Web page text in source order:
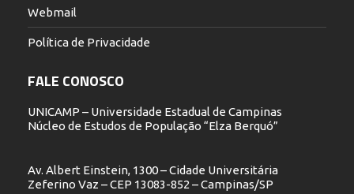
Webmail
Política de Privacidade
FALE CONOSCO
UNICAMP – Universidade Estadual de Campinas
Núcleo de Estudos de População “Elza Berquó”
Av. Albert Einstein, 1300 – Cidade Universitária
Zeferino Vaz – CEP 13083-852 – Campinas/SP